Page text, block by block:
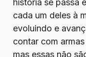
história se passa
cada um deles à
evoluindo e
contar com
mas essas não